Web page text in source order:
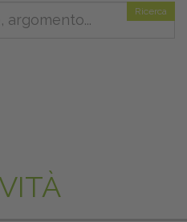
Ricerca